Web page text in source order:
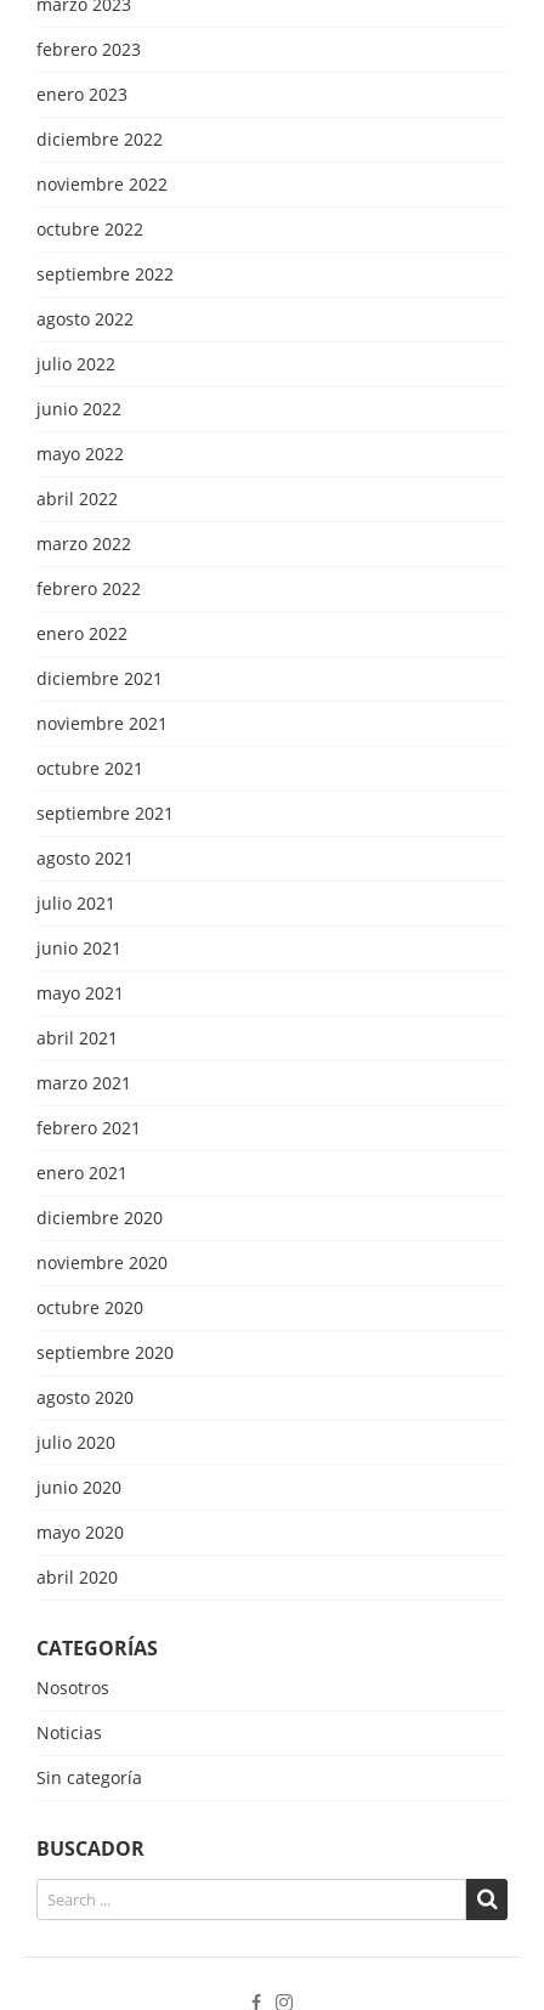
febrero 2023
enero 2023
diciembre 2022
noviembre 2022
octubre 2022
septiembre 2022
agosto 2022
julio 2022
junio 2022
mayo 2022
abril 2022
marzo 2022
febrero 2022
enero 2022
diciembre 2021
noviembre 2021
octubre 2021
septiembre 2021
agosto 2021
julio 2021
junio 2021
mayo 2021
abril 2021
marzo 2021
febrero 2021
enero 2021
diciembre 2020
noviembre 2020
octubre 2020
septiembre 2020
agosto 2020
julio 2020
junio 2020
mayo 2020
abril 2020
CATEGORÍAS
Nosotros
Noticias
Sin categoría
BUSCADOR